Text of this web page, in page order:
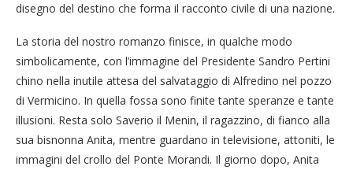
disegno del destino che forma il racconto civile di una nazione.
La storia del nostro romanzo finisce, in qualche modo
simbolicamente, con l’immagine del Presidente Sandro Pertini
chino nella inutile attesa del salvataggio di Alfredino nel pozzo
di Vermicino. In quella fossa sono finite tante speranze e tante
illusioni. Resta solo Saverio il Menin, il ragazzino, di fianco alla
sua bisnonna Anita, mentre guardano in televisione, attoniti, le
immagini del crollo del Ponte Morandi. Il giorno dopo, Anita